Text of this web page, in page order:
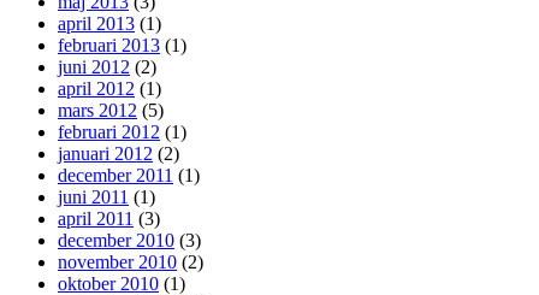
april 2013 (1)
februari 2013 (1)
juni 2012 (2)
april 2012 (1)
mars 2012 (5)
februari 2012 (1)
januari 2012 (2)
december 2011 (1)
juni 2011 (1)
april 2011 (3)
december 2010 (3)
november 2010 (2)
oktober 2010 (1)